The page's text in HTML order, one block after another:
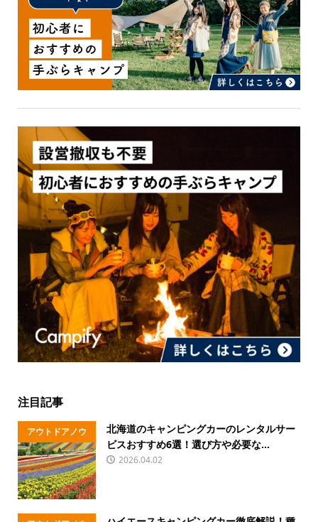
注目記事
アウトドアノウ
ハウ
北海道のキャンピングカーのレンタルサー
ビスおすすめ6選！選び方や必要な...
2026.04.02